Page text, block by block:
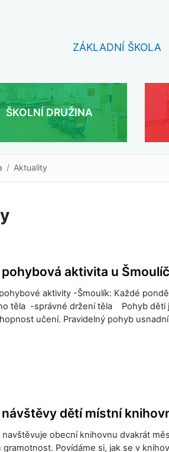
ZÁKLADNÍ ŠKOLA
ŠKOLNÍ DRUŽINA
Aktuality
aktivita u
aktivity -Šmoulík: Každé
těla -správné držení těla Pohyb děti
učení. Pravidelný pohyb
návštěvy dětí místní
navštěvuje obecní knihovnu dvakrát
Povídáme si, jak se v